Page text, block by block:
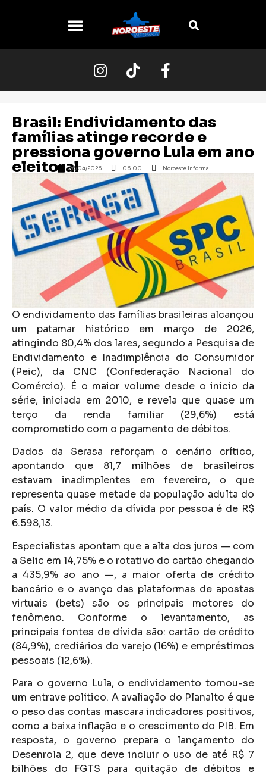
Brasil: Endividamento das
famílias atinge recorde e
pressiona governo Lula em ano
eleitoral26/04/2026 06:00 Noroeste Informa
O endividamento das famílias brasileiras alcançou
um patamar histórico em março de 2026,
atingindo 80,4% dos lares, segundo a Pesquisa de
Endividamento e Inadimplência do Consumidor
(Peic), da CNC (Confederação Nacional do
Comércio). É o maior volume desde o início da
série, iniciada em 2010, e revela que quase um
terço da renda familiar (29,6%) está
comprometido com o pagamento de débitos.
Dados da Serasa reforçam o cenário crítico,
apontando que 81,7 milhões de brasileiros
estavam inadimplentes em fevereiro, o que
representa quase metade da população adulta do
país. O valor médio da dívida por pessoa é de R$
6.598,13.
Especialistas apontam que a alta dos juros — com
a Selic em 14,75% e o rotativo do cartão chegando
a 435,9% ao ano —, a maior oferta de crédito
bancário e o avanço das plataformas de apostas
virtuais (bets) são os principais motores do
fenômeno. Conforme o levantamento, as
principais fontes de dívida são: cartão de crédito
(84,9%), crediários do varejo (16%) e empréstimos
pessoais (12,6%).
Para o governo Lula, o endividamento tornou-se
um entrave político. A avaliação do Planalto é que
o peso das contas mascara indicadores positivos,
como a baixa inflação e o crescimento do PIB. Em
resposta, o governo prepara o lançamento do
Desenrola 2, que deve incluir o uso de até R$ 7
bilhões do FGTS para quitação de débitos e